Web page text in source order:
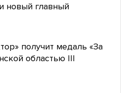
новый главный
получит медаль «За
областью III